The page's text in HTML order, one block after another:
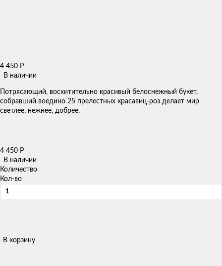
4 450 Р
В наличии
Потрясающий, восхитительно красивый белоснежный букет,
собравший воедино 25 прелестных красавиц-роз делает мир
светлее, нежнее, добрее.
4 450 Р
В наличии
Количество
Кол-во
В корзину